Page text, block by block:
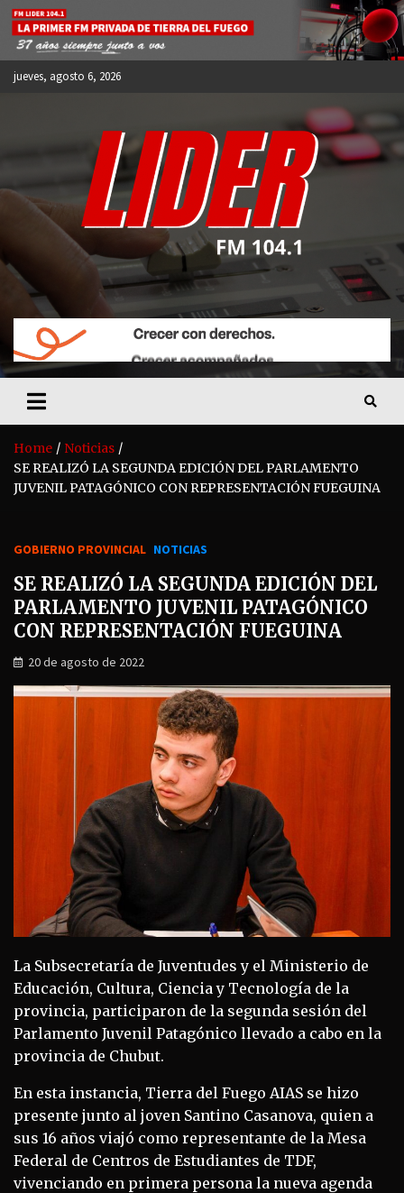
Skip
content
jueves, agosto 6, 2026
FM LIDER 104.1
Home
Noticias
SE REALIZÓ LA SEGUNDA EDICIÓN DEL PARLAMENTO
JUVENIL PATAGÓNICO CON REPRESENTACIÓN FUEGUINA
GOBIERNO PROVINCIAL NOTICIAS
SE REALIZÓ LA SEGUNDA EDICIÓN DEL
PARLAMENTO JUVENIL PATAGÓNICO
CON REPRESENTACIÓN FUEGUINA
20 de agosto de 2022
La Subsecretaría de Juventudes y el Ministerio de
Educación, Cultura, Ciencia y Tecnología de la
provincia, participaron de la segunda sesión del
Parlamento Juvenil Patagónico llevado a cabo en la
provincia de Chubut.
En esta instancia, Tierra del Fuego AIAS se hizo
presente junto al joven Santino Casanova, quien a
sus 16 años viajó como representante de la Mesa
Federal de Centros de Estudiantes de TDF,
vivenciando en primera persona la nueva agenda